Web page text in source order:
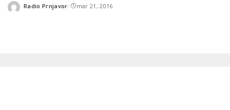
Posted
Radio Prnjavor mar 21, 2016